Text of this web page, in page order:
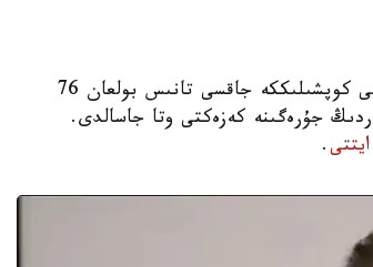
استانا. KAZINFORM - «تەرميناتور» فيلمىندەگى ءرولى ارقىلى كوپشىلىككە جاقسى تانىس بولعان 76
جۇرەگىنە كەزەكتى وتا جاسالدى.
.